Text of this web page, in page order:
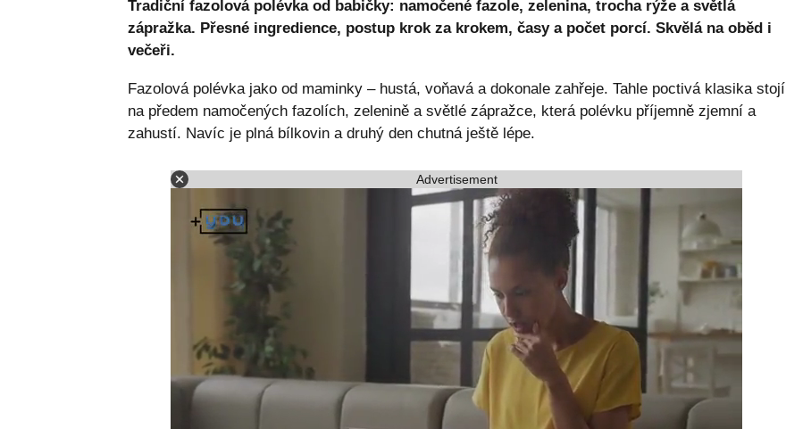
Tradiční fazolová polévka od babičky: namočené fazole, zelenina, trocha rýže a světlá
zápražka. Přesné ingredience, postup krok za krokem, časy a počet porcí. Skvělá na oběd i
večeři.
Fazolová polévka jako od maminky – hustá, voňavá a dokonale zahřeje. Tahle poctivá klasika stojí
na předem namočených fazolích, zelenině a světlé zápražce, která polévku příjemně zjemní a
zahustí. Navíc je plná bílkovin a druhý den chutná ještě lépe.
Advertisement